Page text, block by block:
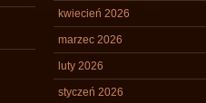
kwiecień 2026
marzec 2026
luty 2026
styczeń 2026